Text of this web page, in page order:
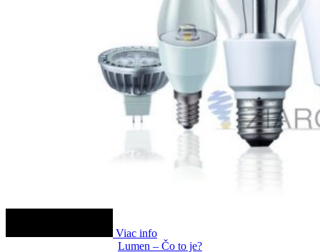
Viac info
Lumen – Čo to je?